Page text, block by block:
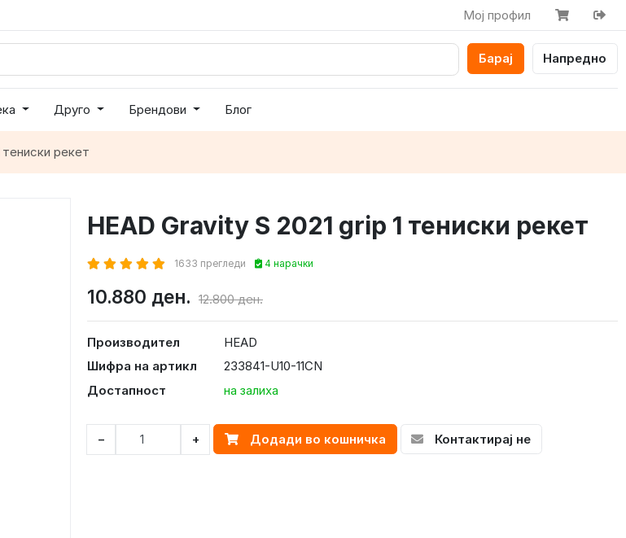
Мој профил
Барај Напредно
Друго Брендови Блог
тениски рекет
HEAD Gravity S 2021 grip 1 тениски рекет
1633 прегледи 4 нарачки
10.880 ден. 12.800 ден.
Производител
HEAD
Шифра на артикл
233841-U10-11CN
Достапност
на залиха
− + Додади во кошничка Контактирај не